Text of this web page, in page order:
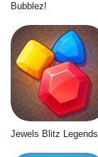
Bubblez!
Jewels Blitz Legends